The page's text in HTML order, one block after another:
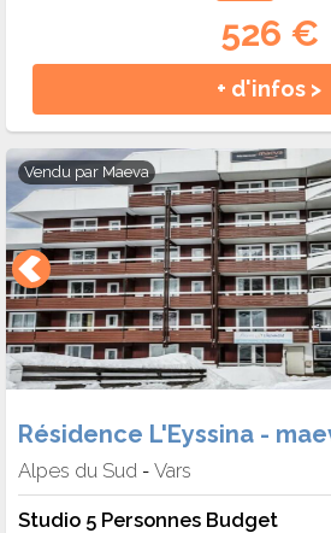
526 €
+ d'infos >
Vendu par Maeva
Résidence L'Eyssina -
Alpes du Sud - Vars
Studio 5 Personnes Budget